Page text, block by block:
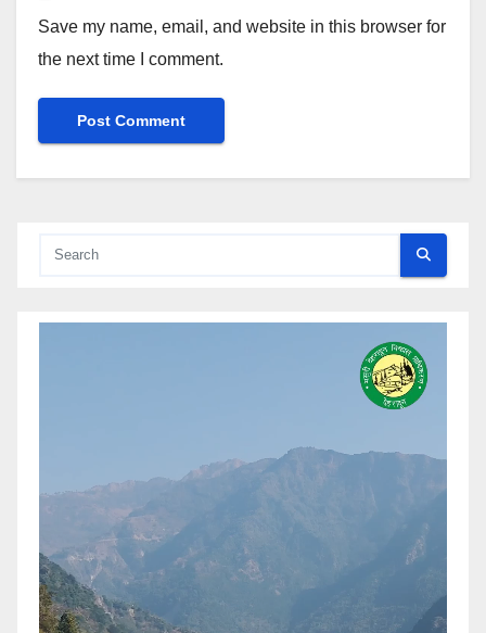
Save my name, email, and website in this browser for
the next time I comment.